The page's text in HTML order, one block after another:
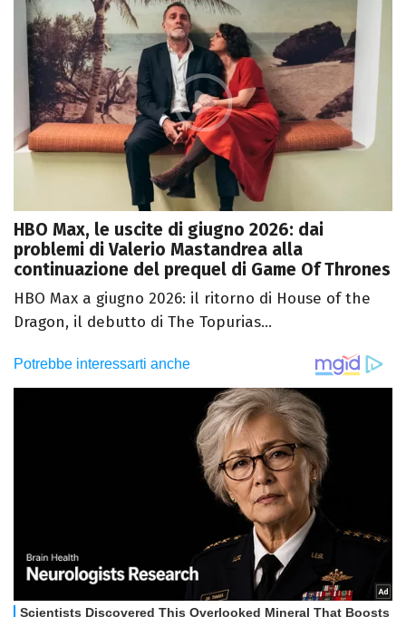
HBO Max, le uscite di giugno 2026: dai
problemi di Valerio Mastandrea alla
continuazione del prequel di Game Of Thrones
HBO Max a giugno 2026: il ritorno di House of the
Dragon, il debutto di The Topurias...